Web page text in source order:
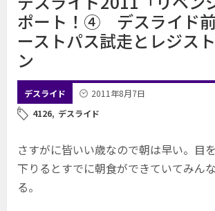
ポート！④ デスライド
ーストパス試走とレジス
ン
デスライド
2011年8月7日
4126, デスライド
さすがに皆いい歳なので朝は早い。目
下りるとすでに朝食ができていてみん
る。